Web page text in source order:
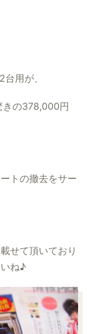
用が、
きの378,000円
トの撤去をサー
せて頂いており
ね♪